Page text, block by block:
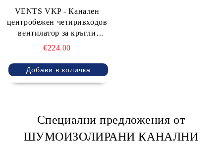
VENTS VKP - Канален
центробежен четиривходов
вентилатор за кръгли
въздуховоди
€224.00
Специални предложения от
ШУМОИЗОЛИРАНИ КАНАЛНИ